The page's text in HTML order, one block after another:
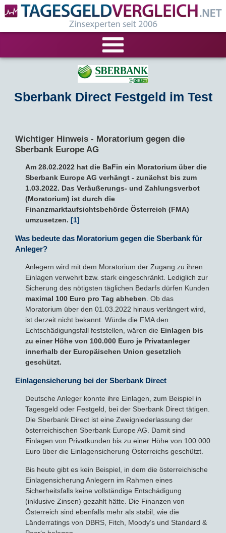
VERGLEICHE
Tagesgeld-Vergleich
Zinsvergleich
Tagesgeld mit Zinsgarantie
Nachhaltige Banken
RECHNER
Festgeldrechner
Tagesgeld-Test
Zinsbroker-Test
FIRMENANGEBOTE
Firmenfestgeld
Geldmarkt-ETFs
Kombigeld
Sparplan
Broker mit Zinsen
Robo-Advisor
Fremdwährungskonto
Crowdinvesting
P2P-Kredite
Bausparvertrag
RATGEBER
Lexikon
VERÖFFENTLICHUNGEN
Zinsradar
Statistiken
Impressum
Über uns
Datenschutz
Newsletter
Sberbank Direct Festgeld im Test
Wichtiger Hinweis - Moratorium gegen die
Sberbank Europe AG
Am 28.02.2022 hat die BaFin ein Moratorium über die
Sberbank Europe AG verhängt - zunächst bis zum
1.03.2022. Das Veräußerungs- und Zahlungsverbot
(Moratorium) ist durch die
Finanzmarktaufsichtsbehörde Österreich (FMA)
umzusetzen. [1]
Was bedeute das Moratorium gegen die Sberbank für
Anleger?
Anlegern wird mit dem Moratorium der Zugang zu ihren
Einlagen verwehrt bzw. stark eingeschränkt. Lediglich zur
Sicherung des nötigsten täglichen Bedarfs dürfen Kunden
maximal 100 Euro pro Tag abheben . Ob das
Moratorium über den 01.03.2022 hinaus verlängert wird,
ist derzeit nicht bekannt. Würde die FMA den
Echtschädigungsfall feststellen, wären die Einlagen bis
zu einer Höhe von 100.000 Euro je Privatanleger
innerhalb der Europäischen Union gesetzlich
geschützt.
Einlagensicherung bei der Sberbank Direct
Deutsche Anleger konnte ihre Einlagen, zum Beispiel in
Tagesgeld oder Festgeld, bei der Sberbank Direct tätigen.
Die Sberbank Direct ist eine Zweigniederlassung der
österreichischen Sberbank Europe AG. Damit sind
Einlagen von Privatkunden bis zu einer Höhe von 100.000
Euro über die Einlagensicherung Österreichs geschützt.
Bis heute gibt es kein Beispiel, in dem die österreichische
Einlagensicherung Anlegern im Rahmen eines
Sicherheitsfalls keine vollständige Entschädigung
(inklusive Zinsen) gezahlt hätte. Die Finanzen von
Österreich sind ebenfalls mehr als stabil, wie die
Länderratings von DBRS, Fitch, Moody’s und Standard &